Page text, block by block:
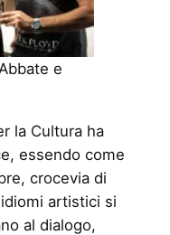
e
la Cultura ha
essendo come
crocevia di
artistici si
al dialogo,